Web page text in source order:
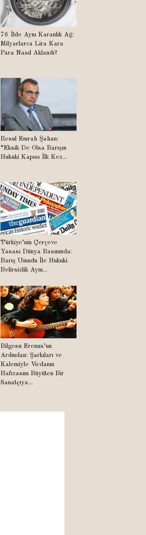
76 İlde Aynı Karanlık Ağ:
Milyarlarca Lira Kara
Para Nasıl Aklandı?
Resul Emrah Şahan:
“Eksik De Olsa Barışın
Hukuki Kapısı İlk Kez...
Türkiye’nin Çerçeve
Yasası Dünya Basınında:
Barış Umudu İle Hukuki
Belirsizlik Aynı...
Bilgesu Erenus’un
Ardından: Şarkıları ve
Kalemiyle Vicdanın
Hafızasını Büyüten Bir
Sanatçıya...